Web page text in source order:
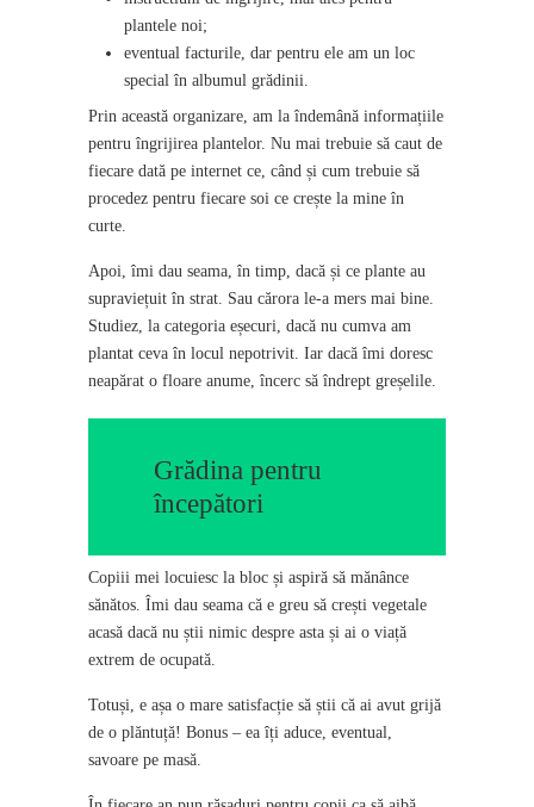
plantele noi;
eventual facturile, dar pentru ele am un loc
special în albumul grădinii.
Prin această organizare, am la îndemână informațiile
pentru îngrijirea plantelor. Nu mai trebuie să caut de
fiecare dată pe internet ce, când și cum trebuie să
procedez pentru fiecare soi ce crește la mine în
curte.
Apoi, îmi dau seama, în timp, dacă și ce plante au
supraviețuit în strat. Sau cărora le-a mers mai bine.
Studiez, la categoria eșecuri, dacă nu cumva am
plantat ceva în locul nepotrivit. Iar dacă îmi doresc
neapărat o floare anume, încerc să îndrept greșelile.
Grădina pentru
începători
Copiii mei locuiesc la bloc și aspiră să mănânce
sănătos. Îmi dau seama că e greu să crești vegetale
acasă dacă nu știi nimic despre asta și ai o viață
extrem de ocupată.
Totuși, e așa o mare satisfacție să știi că ai avut grijă
de o plăntuță! Bonus – ea îți aduce, eventual,
savoare pe masă.